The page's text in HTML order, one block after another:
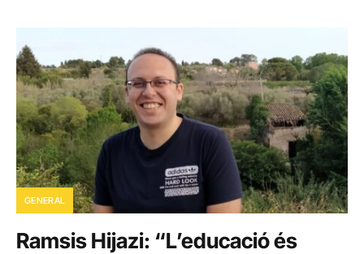
GENERAL
Ramsis Hijazi: “L’educació és